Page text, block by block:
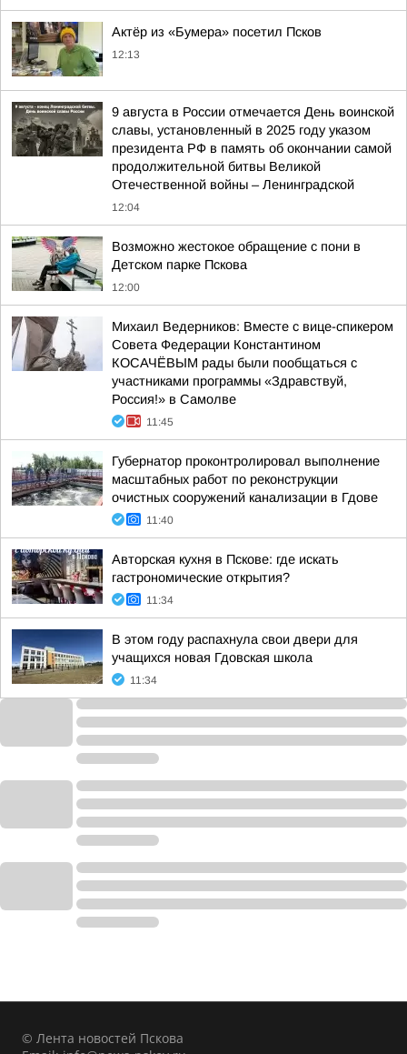
Актёр из «Бумера» посетил Псков
12:13
9 августа в России отмечается День воинской
славы, установленный в 2025 году указом
президента РФ в память об окончании самой
продолжительной битвы Великой
Отечественной войны – Ленинградской
12:04
Возможно жестокое обращение с пони в
Детском парке Пскова
12:00
Михаил Ведерников: Вместе с вице-спикером
Совета Федерации Константином
КОСАЧЁВЫМ рады были пообщаться с
участниками программы «Здравствуй,
Россия!» в Самолве
11:45
Губернатор проконтролировал выполнение
масштабных работ по реконструкции
очистных сооружений канализации в Гдове
11:40
Авторская кухня в Пскове: где искать
гастрономические открытия?
11:34
В этом году распахнула свои двери для
учащихся новая Гдовская школа
11:34
© Лента новостей Пскова